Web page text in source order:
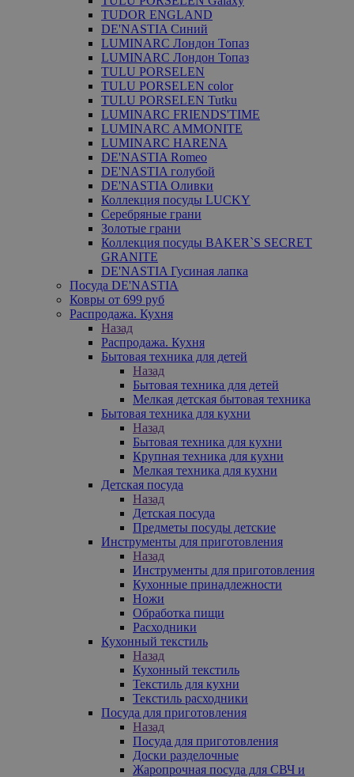
TUDOR ENGLAND
DE'NASTIA Синий
LUMINARC Лондон Топаз
LUMINARC Лондон Топаз
TULU PORSELEN
TULU PORSELEN color
TULU PORSELEN Tutku
LUMINARC FRIENDS'TIME
LUMINARC AMMONITE
LUMINARC HARENA
DE'NASTIA Romeo
DE'NASTIA голубой
DE'NASTIA Оливки
Коллекция посуды LUCKY
Серебряные грани
Золотые грани
Коллекция посуды BAKER`S SECRET
GRANITE
DE'NASTIA Гусиная лапка
Посуда DE'NASTIA
Ковры от 699 руб
Распродажа. Кухня
Назад
Распродажа. Кухня
Бытовая техника для детей
Назад
Бытовая техника для детей
Мелкая детская бытовая техника
Бытовая техника для кухни
Назад
Бытовая техника для кухни
Крупная техника для кухни
Мелкая техника для кухни
Детская посуда
Назад
Детская посуда
Предметы посуды детские
Инструменты для приготовления
Назад
Инструменты для приготовления
Кухонные принадлежности
Ножи
Обработка пищи
Расходники
Кухонный текстиль
Назад
Кухонный текстиль
Текстиль для кухни
Текстиль расходники
Посуда для приготовления
Назад
Посуда для приготовления
Доски разделочные
Жаропрочная посуда для СВЧ и